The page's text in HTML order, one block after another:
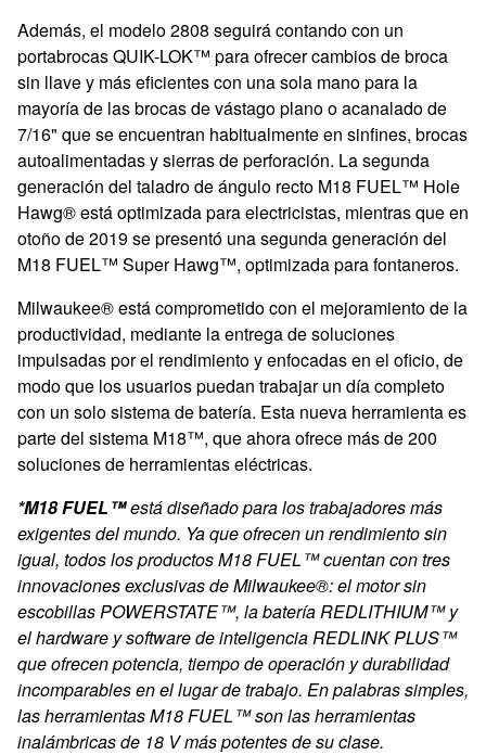
Además, el modelo 2808 seguirá contando con un
portabrocas QUIK-LOK™ para ofrecer cambios de broca
sin llave y más eficientes con una sola mano para la
mayoría de las brocas de vástago plano o acanalado de
7/16" que se encuentran habitualmente en sinfines, brocas
autoalimentadas y sierras de perforación. La segunda
generación del taladro de ángulo recto M18 FUEL™ Hole
Hawg® está optimizada para electricistas, mientras que en
otoño de 2019 se presentó una segunda generación del
M18 FUEL™ Super Hawg™, optimizada para fontaneros.
Milwaukee® está comprometido con el mejoramiento de la
productividad, mediante la entrega de soluciones
impulsadas por el rendimiento y enfocadas en el oficio, de
modo que los usuarios puedan trabajar un día completo
con un solo sistema de batería. Esta nueva herramienta es
parte del sistema M18™, que ahora ofrece más de 200
soluciones de herramientas eléctricas.
*M18 FUEL™está diseñado para los trabajadores más
exigentes del mundo. Ya que ofrecen un rendimiento sin
igual, todos los productos M18 FUEL™ cuentan con tres
innovaciones exclusivas de Milwaukee®: el motor sin
escobillas POWERSTATE™, la batería REDLITHIUM™ y
el hardware y software de inteligencia REDLINK PLUS™
que ofrecen potencia, tiempo de operación y durabilidad
incomparables en el lugar de trabajo. En palabras simples,
las herramientas M18 FUEL™ son las herramientas
inalámbricas de 18 V más potentes de su clase.